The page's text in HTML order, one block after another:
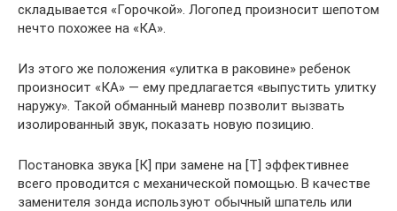
складывается «Горочкой». Логопед произносит шепотом
нечто похожее на «КА».
Из этого же положения «улитка в раковине» ребенок
произносит «КА» — ему предлагается «выпустить улитку
наружу». Такой обманный маневр позволит вызвать
изолированный звук, показать новую позицию.
Постановка звука [К] при замене на [Т] эффективнее
всего проводится с механической помощью. В качестве
заменителя зонда используют обычный шпатель или